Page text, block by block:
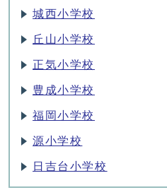
城西小学校
丘山小学校
正気小学校
豊成小学校
福岡小学校
源小学校
日吉台小学校